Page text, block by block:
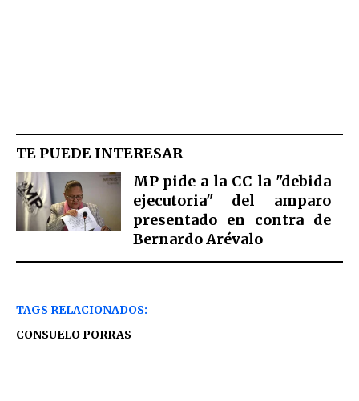
TE PUEDE INTERESAR
MP pide a la CC la "debida
ejecutoria" del amparo
presentado en contra de
Bernardo Arévalo
TAGS RELACIONADOS:
CONSUELO PORRAS